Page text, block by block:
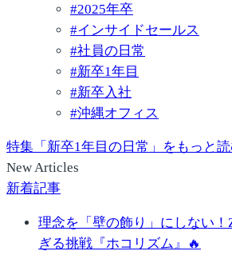
#2025年卒
#インサイドセールス
#社員の日常
#新卒1年目
#新卒入社
#沖縄オフィス
特集「新卒1年目の日常」をもっと
New Articles
新着記事
理念を「壁の飾り」にしない！
ぎる挑戦『ホコリズム』🔥